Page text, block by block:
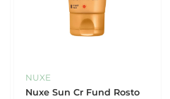
NUXE
Nuxe Sun Cr Fund Rosto